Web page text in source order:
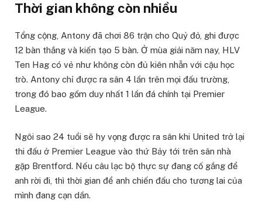
Thời gian không còn nhiều
Tổng cộng, Antony đã chơi 86 trận cho Quỷ đỏ, ghi được
12 bàn thắng và kiến tạo 5 bàn. Ở mùa giải năm nay, HLV
Ten Hag có vẻ như không còn đủ kiên nhẫn với cậu học
trò. Antony chỉ được ra sân 4 lần trên mọi đấu trường,
trong đó bao gồm duy nhất 1 lần đá chính tại Premier
League.
Ngôi sao 24 tuổi sẽ hy vọng được ra sân khi United trở lại
thi đấu ở Premier League vào thứ Bảy tới trên sân nhà
gặp Brentford. Nếu câu lạc bộ thực sự đang cố gắng để
anh rời đi, thì thời gian để anh chiến đấu cho tương lai của
mình đang cạn dần.